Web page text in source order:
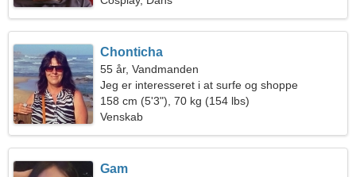
Chonticha
55 år, Vandmanden
Jeg er interesseret i at surfe og shoppe
158 cm (5'3"), 70 kg (154 lbs)
Venskab
Gam